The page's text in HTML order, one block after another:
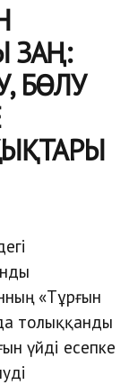
ЗАҢ:
БӨЛУ
«Тұрғын
толыққанды
үйді есепке